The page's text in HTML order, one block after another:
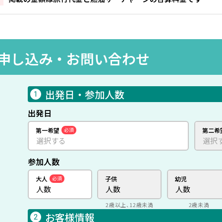
し込み・ お問い合わせ
1 出発日・参加人数
出発日
第一希望 必須 第二希
参加人数
大人 必須 子供
2歳以上、12歳未満
幼児
2歳未満
2 お客様情報